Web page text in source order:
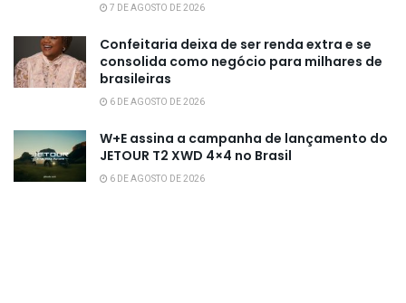
7 DE AGOSTO DE 2026
Confeitaria deixa de ser renda extra e se
consolida como negócio para milhares de
brasileiras
6 DE AGOSTO DE 2026
W+E assina a campanha de lançamento do
JETOUR T2 XWD 4×4 no Brasil
6 DE AGOSTO DE 2026